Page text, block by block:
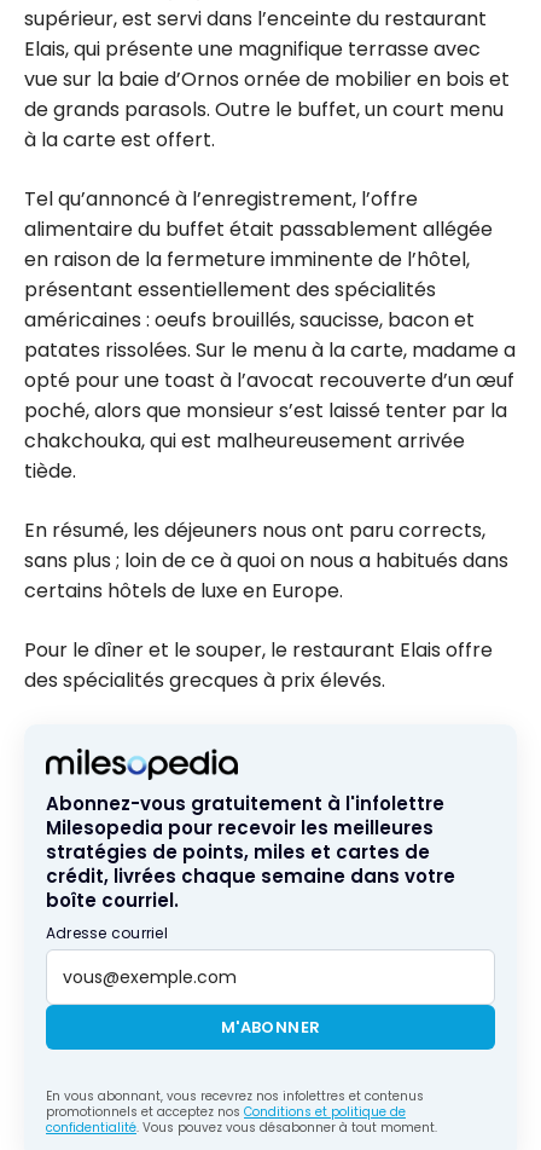
supérieur, est servi dans l’enceinte du restaurant
Elais, qui présente une magnifique terrasse avec
vue sur la baie d’Ornos ornée de mobilier en bois et
de grands parasols. Outre le buffet, un court menu
à la carte est offert.
Tel qu’annoncé à l’enregistrement, l’offre
alimentaire du buffet était passablement allégée
en raison de la fermeture imminente de l’hôtel,
présentant essentiellement des spécialités
américaines : oeufs brouillés, saucisse, bacon et
patates rissolées. Sur le menu à la carte, madame a
opté pour une toast à l’avocat recouverte d’un œuf
poché, alors que monsieur s’est laissé tenter par la
chakchouka, qui est malheureusement arrivée
tiède.
En résumé, les déjeuners nous ont paru corrects,
sans plus ; loin de ce à quoi on nous a habitués dans
certains hôtels de luxe en Europe.
Pour le dîner et le souper, le restaurant Elais offre
des spécialités grecques à prix élevés.
Abonnez-vous gratuitement à l'infolettre
Milesopedia pour recevoir les meilleures
stratégies de points, miles et cartes de
crédit, livrées chaque semaine dans votre
boîte courriel.
Adresse courriel
M'ABONNER
En vous abonnant, vous recevrez nos infolettres et contenus
promotionnels et acceptez nos Conditions et politique de
confidentialité. Vous pouvez vous désabonner à tout moment.